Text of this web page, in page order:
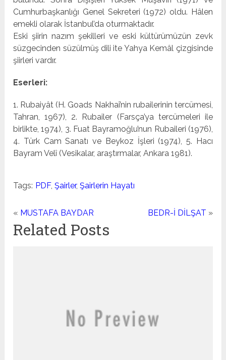
Cumhurbaşkanlığı Genel Sekreteri (1972) ol­du. Hâlen
emekli olarak İstanbul’da oturmaktadır.
Eski şiirin nazım şekilleri ve eski kültürümüzün zevk
süz­gecinden süzülmüş dili ite Yahya Kemâl çizgisinde
şiirleri vardır.
Eserleri:
1. Rubaiyât (H. Goads Nakhaî’nin rubailerinin tercümesi,
Tahran, 1967), 2. Rubailer (Farsça’ya tercümeleri ile
birlikte, 1974), 3. Fuat Bayramoğlu’nun Rubaileri (1976),
4. Türk Cam Sanatı ve Beykoz İşleri (1974), 5. Hacı
Bayram Velî (Vesikalar, araştırmalar, Ankara 1981).
Tags: PDF,Şairler,Şairlerin Hayatı
« MUSTAFA BAYDAR BEDR-İ DİLŞAT »
Related Posts